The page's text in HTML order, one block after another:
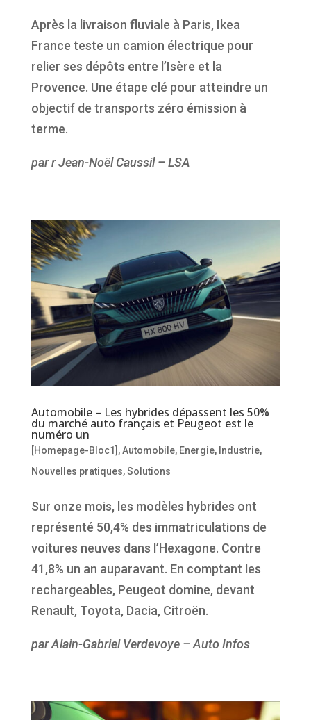
Après la livraison fluviale à Paris, Ikea
France teste un camion électrique pour
relier ses dépôts entre l’Isère et la
Provence. Une étape clé pour atteindre un
objectif de transports zéro émission à
terme.
par r Jean-Noël Caussil – LSA
Automobile – Les hybrides dépassent les 50%
du marché auto français et Peugeot est le
numéro un
[Homepage-Bloc1] ,Automobile, Energie, Industrie,
Nouvelles pratiques,Solutions
Sur onze mois, les modèles hybrides ont
représenté 50,4% des immatriculations de
voitures neuves dans l’Hexagone. Contre
41,8% un an auparavant. En comptant les
rechargeables, Peugeot domine, devant
Renault, Toyota, Dacia, Citroën.
par Alain-Gabriel Verdevoye – Auto Infos